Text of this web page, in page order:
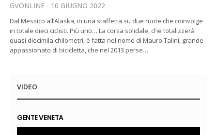
GVONLINE 10 GIUGNO 2022
Dal Messico all’Alaska, in una staffetta su due ruote che coinvolge
in totale dieci ciclisti. Più uno… La corsa solidale, che totalizzerà
quasi diecimila chilometri, è fatta nel nome di Mauro Talini, grande
appassionato di bicicletta, che nel 2013 perse…
VIDEO
GENTE VENETA